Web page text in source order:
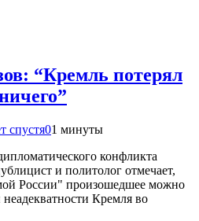
“Кремль потерял
спустя01 минуты
конфликта
и политолог отмечает,
России" произошедшее можно
Кремля во